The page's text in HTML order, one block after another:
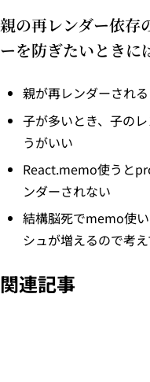
親の再レンダー依存
ーを防ぎたいとき
親が再レンダーされ
子が多いとき、子の
うがいい
React.memo使うと
ンダーされない
結構脳死でmemo使
シュが増えるので考
関連記事